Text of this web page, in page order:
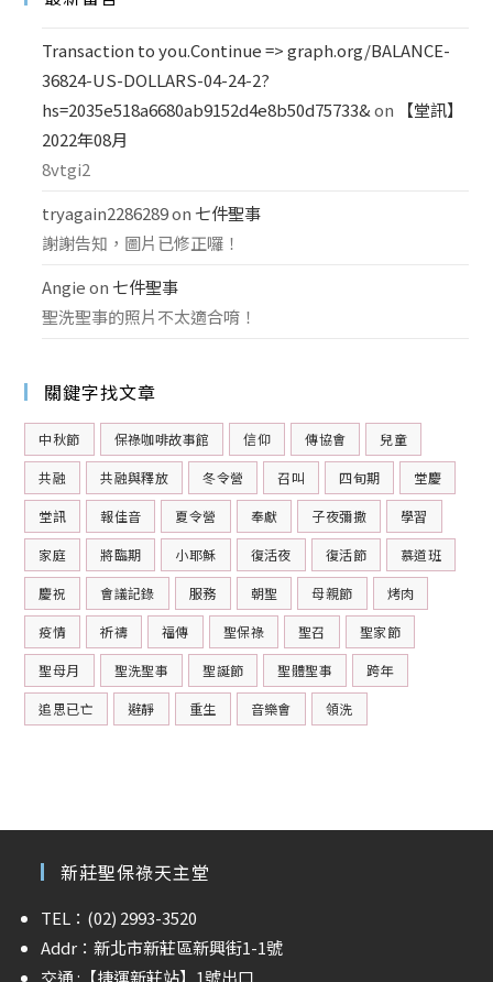
Transaction to you.Continue => graph.org/BALANCE-
36824-US-DOLLARS-04-24-2?
hs=2035e518a6680ab9152d4e8b50d75733& on
【堂訊】
2022年08月
8vtgi2
tryagain2286289on 七件聖事
謝謝告知，圖片已修正囉！
Angie on 七件聖事
聖洗聖事的照片不太適合唷！
關鍵字找文章
中秋節 保祿咖啡故事館 信仰 傳協會 兒童
共融 共融與釋放 冬令營 召叫 四旬期 堂慶
堂訊 報佳音 夏令營 奉獻 子夜彌撒 學習
家庭 將臨期 小耶穌 復活夜 復活節 慕道班
慶祝 會議記錄 服務 朝聖 母親節 烤肉
疫情 祈禱 福傳 聖保祿 聖召 聖家節
聖母月 聖洗聖事 聖誕節 聖體聖事 跨年
追思已亡 避靜 重生 音樂會 領洗
新莊聖保祿天主堂
TEL：(02) 2993-3520
Addr：新北市新莊區新興街1-1號
交通 : 【捷運新莊站】 1號出口